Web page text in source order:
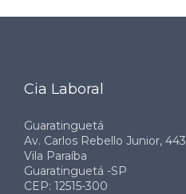
Cia Laboral
Guaratinguetá
Av. Carlos Rebello Junior, 443
Vila Paraíba
Guaratinguetá -SP
CEP: 12515-300